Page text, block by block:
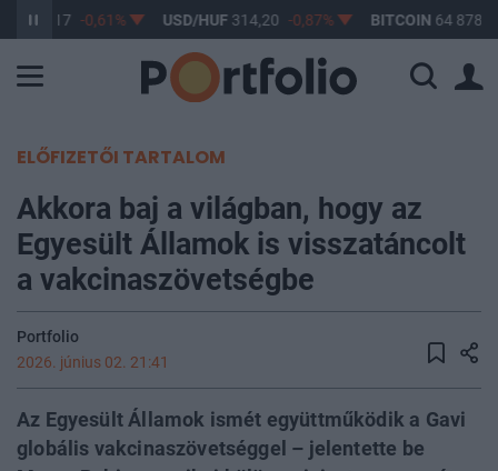
363,17 -0,61% USD/HUF314,20 -0,87% BITCOIN 64
ELŐFIZETŐI TARTALOM
Akkora baj a világban, hogy az
Egyesült Államok is visszatáncolt
a vakcinaszövetségbe
Portfolio
2026. június 02. 21:41
Az Egyesült Államok ismét együttműködik a Gavi
globális vakcinaszövetséggel – jelentette be